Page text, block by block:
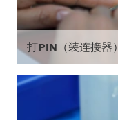
打PIN（装连接器）